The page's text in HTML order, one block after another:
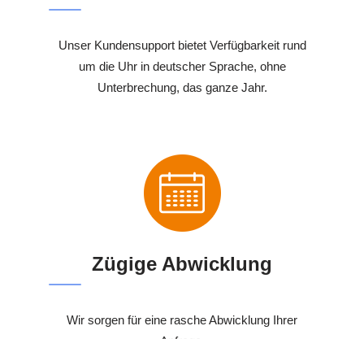
Unser Kundensupport bietet Verfügbarkeit rund
um die Uhr in deutscher Sprache, ohne
Unterbrechung, das ganze Jahr.
Zügige Abwicklung
Wir sorgen für eine rasche Abwicklung Ihrer